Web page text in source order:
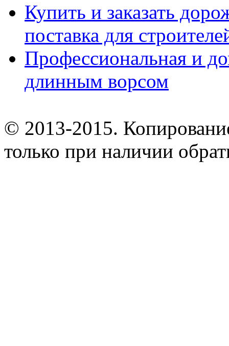
Купить и заказать
поставка для
Профессиональная и
длинным ворсом
© 2013-2015.
только при наличии